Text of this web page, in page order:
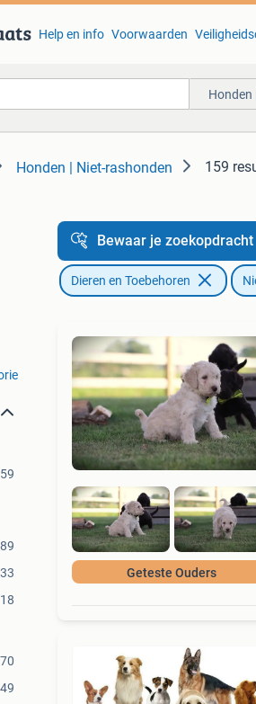
Help en info Voorwaarden
Honden
Honden | Niet-rashonden 159
89
33
18
70
49
Bewaar je zoekopdracht
Dieren en Toebehoren
Geteste Ouders